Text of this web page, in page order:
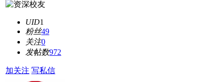
UID1
粉丝49
关注0
发帖数972
加关注 写私信